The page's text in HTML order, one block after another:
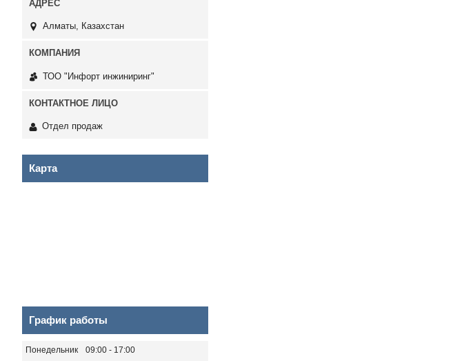
Алматы, Казахстан
ТОО "Инфорт инжиниринг"
Отдел продаж
Карта
График работы
Понедельник 09:00
17:00